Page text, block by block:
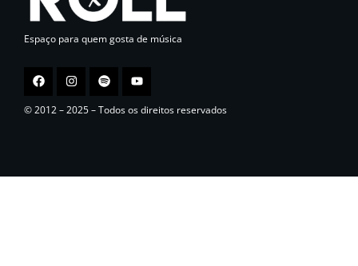
Espaço para quem gosta de música
© 2012 – 2025 – Todos os direitos reservados